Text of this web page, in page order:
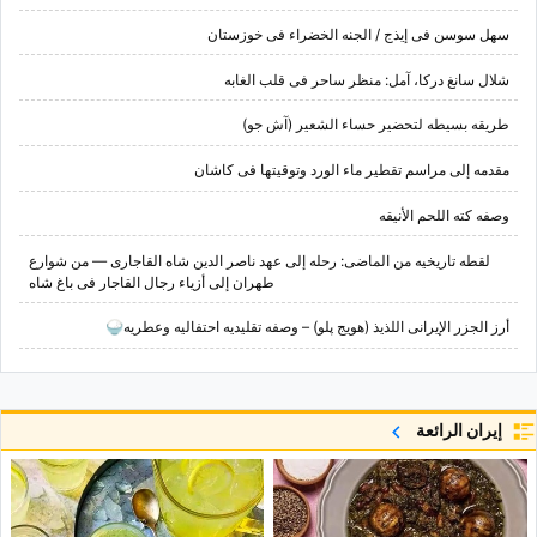
سهل سوسن فی إیذج / الجنه الخضراء فی خوزستان
شلال سانغ درکا، آمل: منظر ساحر فی قلب الغابه
طریقه بسیطه لتحضیر حساء الشعیر (آش جو)
مقدمه إلى مراسم تقطیر ماء الورد وتوقیتها فی کاشان
وصفه کته اللحم الأنیقه
لقطه تاریخیه من الماضی: رحله إلى عهد ناصر الدین شاه القاجاری — من شوارع
طهران إلى أزیاء رجال القاجار فی باغ شاه
أرز الجزر الإیرانی اللذیذ (هویج پلو) – وصفه تقلیدیه احتفالیه وعطریه🍚
إيران الرائعة